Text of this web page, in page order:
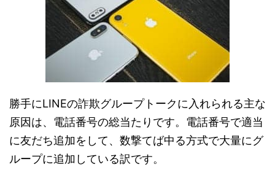
勝手にLINEの詐欺グループトークに入れられる主な
原因は、電話番号の総当たりです。電話番号で適当
に友だち追加をして、数撃てば中る方式で大量にグ
ループに追加している訳です。